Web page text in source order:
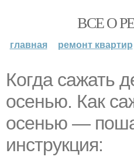
ВСЕ О
главная ремонт квартир
Когда сажать
осенью. Как
осенью —
инструкция: